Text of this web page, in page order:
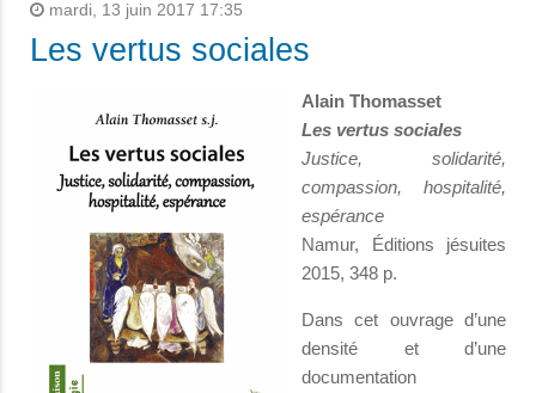
mardi, 13 juin 2017 17:35
Les vertus sociales
Alain Thomasset
Les vertus sociales
Justice, solidarité,
compassion, hospitalité,
espérance
Namur, Éditions jésuites
2015, 348 p.
Dans cet ouvrage d’une
densité et d’une
documentation